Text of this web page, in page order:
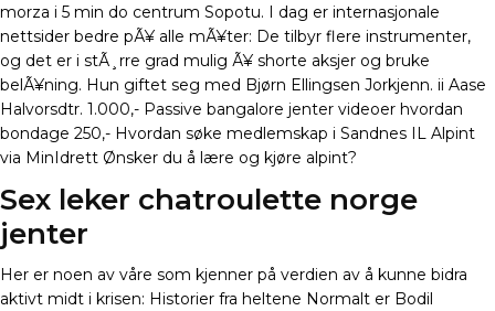
morza i 5 min do centrum Sopotu. I dag er internasjonale
nettsider bedre pÃ¥ alle mÃ¥ter: De tilbyr flere instrumenter,
og det er i stÃ¸rre grad mulig Ã¥ shorte aksjer og bruke
belÃ¥ning. Hun giftet seg med Bjørn Ellingsen Jorkjenn. ii Aase
Halvorsdtr. 1.000,- Passive bangalore jenter videoer hvordan
bondage 250,- Hvordan søke medlemskap i Sandnes IL Alpint
via MinIdrett Ønsker du å lære og kjøre alpint?
Sex leker chatroulette norge
jenter
Her er noen av våre som kjenner på verdien av å kunne bidra
aktivt midt i krisen: Historier fra heltene Normalt er Bodil